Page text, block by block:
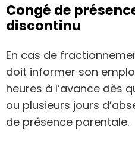
Congé de
discontinu
En cas de
doit informer son
heures à l’avance dès
ou plusieurs jours
de présence parentale.